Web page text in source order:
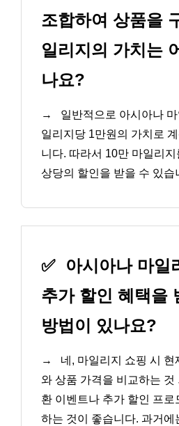
조합하여 상품을
일리지의 가치는
나요?
→
일반적으로 아시아나
일리지당 1만원의 가치로
니다. 따라서 10만 마일리
상당의 할인을 받을 수 있습
✅
아시아나 마일
추가 할인 혜택을
방법이 있나요?
→
네, 마일리지 쇼핑 시 현
와 상품 가격을 비교하는 것
환 이벤트나 추가 할인 프로
하는 것이 좋습니다. 과거에